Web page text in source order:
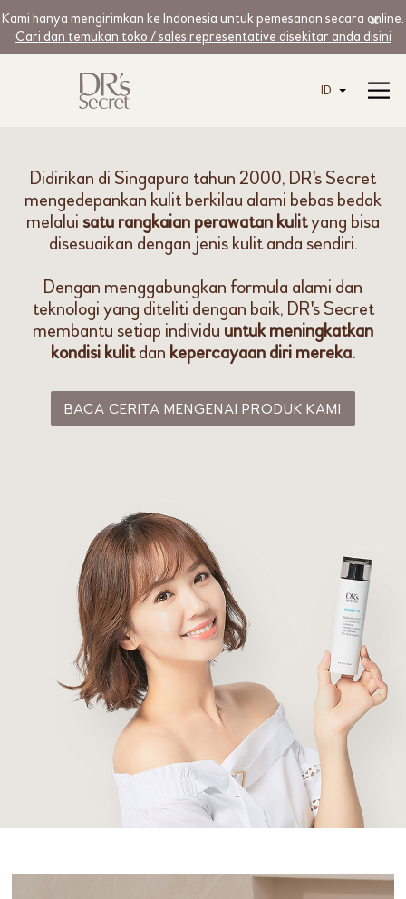
Kami hanya mengirimkan ke Indonesia untuk pemesanan secara online.
Cari dan temukan toko / sales representative disekitar anda disini
ID
Didirikan di Singapura tahun 2000, DR's Secret
mengedepankan kulit berkilau alami bebas bedak
melalui satu rangkaian perawatan kulityang bisa
disesuaikan dengan jenis kulit anda sendiri.
Dengan menggabungkan formula alami dan
teknologi yang diteliti dengan baik, DR's Secret
membantu setiap individu untuk meningkatkan
kondisi kulitdan kepercayaan diri mereka.
BACA CERITA MENGENAI PRODUK KAMI